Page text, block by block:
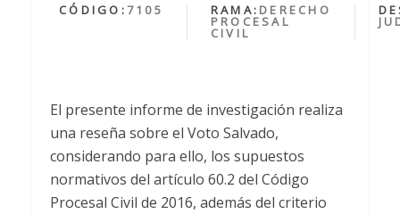
CÓDIGO: 7105 RAMA: DERECHO
PROCESAL
CIVIL
El presente informe de investigación realiza
una reseña sobre el Voto Salvado,
considerando para ello, los supuestos
normativos del artículo 60.2 del Código
Procesal Civil de 2016, además del criterio